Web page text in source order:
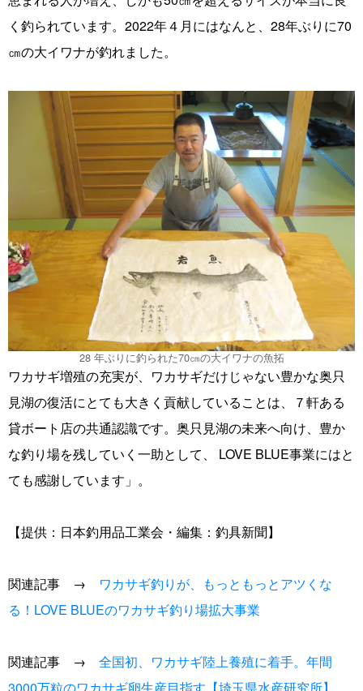
く釣られています。2022年４月にはなんと、28年ぶりに70
㎝の大イワナが釣れました。
28 年ぶりに釣られた70㎝の大イワナの魚拓
ワカサギ増殖の充実が、ワカサギだけじゃない豊かな奥只
見湖の復活にとても大きく貢献していることは、７軒ある
貸ボート店の共通認識です。奥只見湖の未来へ向け、豊か
な釣り場を残していく一助として、 LOVE BLUE事業にはと
ても感謝しています」。
【提供：日本釣用品工業会・編集：釣具新聞】
関連記事 → ワカサギ釣りが、もっともっとアツくな
る！LOVE BLUEのワカサギ釣り場拡大事業
関連記事 → 全国初、ワカサギ陸上養殖に着手。年間